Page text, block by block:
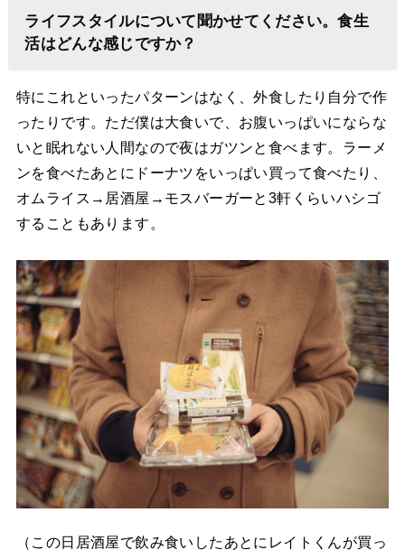
ライフスタイルについて聞かせてください。食生
活はどんな感じですか？
特にこれといったパターンはなく、外食したり自分で作
ったりです。ただ僕は大食いで、お腹いっぱいにならな
いと眠れない人間なので夜はガツンと食べます。ラーメ
ンを食べたあとにドーナツをいっぱい買って食べたり、
オムライス→居酒屋→モスバーガーと3軒くらいハシゴ
することもあります。
（この日居酒屋で飲み食いしたあとにレイトくんが買っ